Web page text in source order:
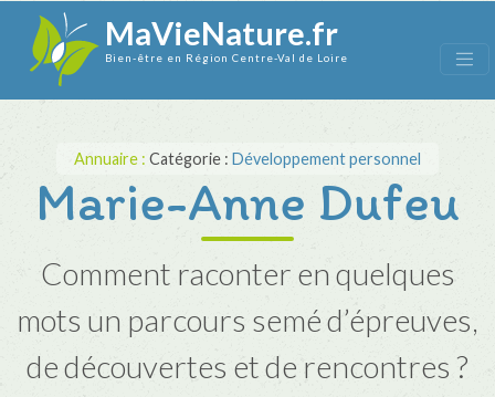
MaVieNature.fr
Bien-être en Région Centre-Val de Loire
Annuaire : Catégorie : Développement personnel
Marie-Anne Dufeu
Comment raconter en quelques
mots un parcours semé d’épreuves,
de découvertes et de rencontres ?